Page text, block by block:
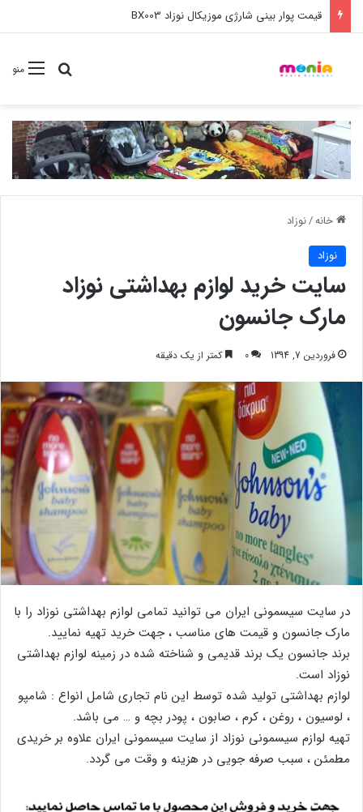
خرید عمده ست مانیکور نوزاد خارجی
منوجستجو
خانه/نوزاد
نوزاد
سایت خرید لوازم بهداشتی نوزاد
مارک جانسون
فروردین 7, 1394 0 کمتر از یک دقیقه
در سایت سیسمونی ایران می توانید تمامی لوازم بهداشتی نوزاد را با
مارک جانسون و قیمت های مناسب ، جهت خرید تهیه نمایید.
برند جانسون یک برند قدیمی و شناخته شده در زمینه لوازم بهداشتی
نوزاد است.
لوازم بهداشتی تولید شده توسط این نام تجاری شامل انواع : شامپو
، لوسیون ، روغن ، کرم ، صابون ، پودر بچه و … می باشد.
تهیه لوازم سیسمونی نوزاد از سایت سیسمونی ایران علاوه بر خریدی
مطمئن ، سبب صرفه جویی در هزینه و وقت می گردد.